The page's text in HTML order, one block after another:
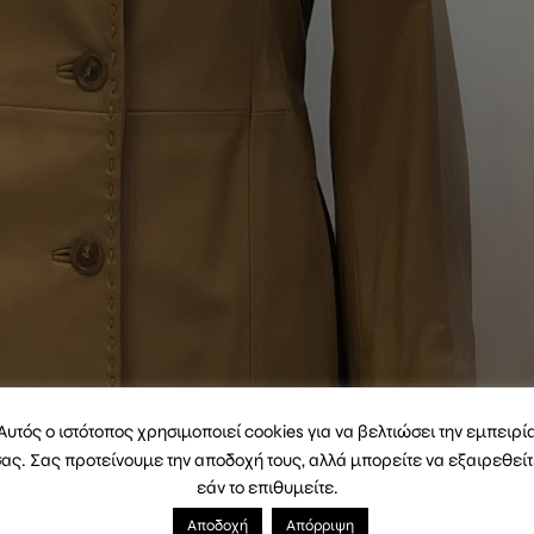
ο ιστότοπος χρησιμοποιεί cookies για να βελτιώσει την
Σας προτείνουμε την αποδοχή τους, αλλά μπορείτε να
εάν το επιθυμείτε.
Αποδοχή Απόρριψη